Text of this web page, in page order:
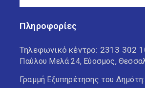
Πληροφορίες
Τηλεφωνικό κέντρο: 2313 302
Παύλου Μελά 24, Εύοσμος,
Γραμμή Εξυπηρέτησης του